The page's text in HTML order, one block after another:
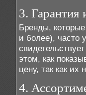
3. Гарантия
Бренды,
и более), часто
этом, как
цену, так как
4.